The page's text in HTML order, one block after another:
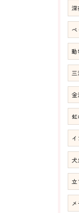
深
動
三
金
虹
イ
犬
立